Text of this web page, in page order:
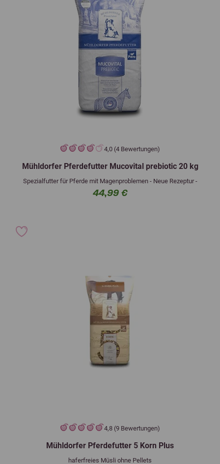
4,0 (4 Bewertungen)
Mühldorfer Pferdefutter Mucovital prebiotic 20 kg
Spezialfutter für Pferde mit Magenproblemen - Neue Rezeptur -
44,99 €
4,8 (9 Bewertungen)
Mühldorfer Pferdefutter 5 Korn Plus
haferfreies Müsli ohne Pellets